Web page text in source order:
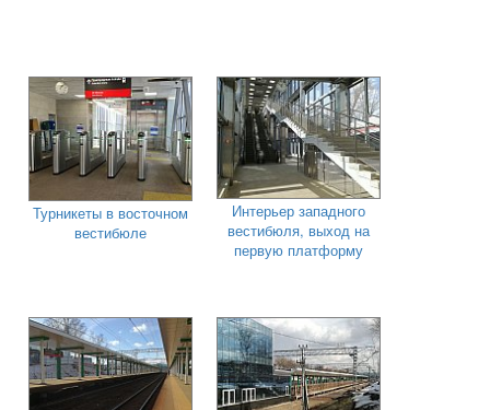
Турникеты в восточном
вестибюле
Интерьер западного
вестибюля, выход на
первую платформу